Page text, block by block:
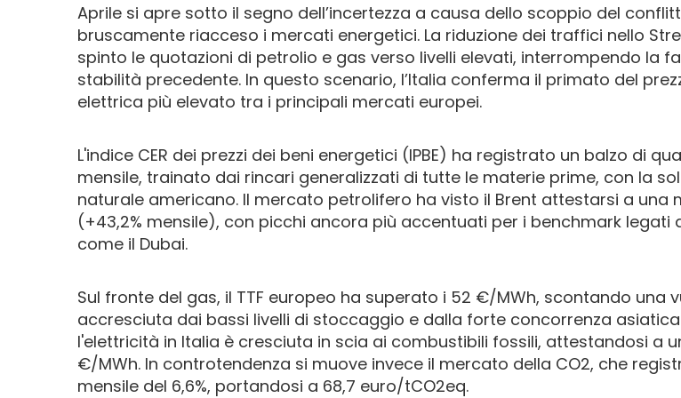
Aprile si apre sotto il segno dell’incertezza a causa dello scoppio del
bruscamente riacceso i mercati energetici. La riduzione dei traffici nello
spinto le quotazioni di petrolio e gas verso livelli elevati, interrompendo la
stabilità precedente. In questo scenario, l’Italia conferma il primato del
elettrica più elevato tra i principali mercati europei.
L'indice CER dei prezzi dei beni energetici (IPBE) ha registrato un balzo di
mensile, trainato dai rincari generalizzati di tutte le materie prime, con la
naturale americano. Il mercato petrolifero ha visto il Brent attestarsi a una
(+43,2% mensile), con picchi ancora più accentuati per i benchmark legati
come il Dubai.
Sul fronte del gas, il TTF europeo ha superato i 52 €/MWh, scontando una
accresciuta dai bassi livelli di stoccaggio e dalla forte concorrenza asiatica
l'elettricità in Italia è cresciuta in scia ai combustibili fossili, attestandosi a
€/MWh. In controtendenza si muove invece il mercato della CO2, che
mensile del 6,6%, portandosi a 68,7 euro/tCO2eq.